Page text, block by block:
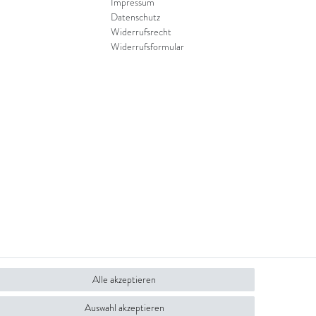
Datenschutz
Widerrufsrecht
Widerrufsformular
Alle akzeptieren
Auswahl akzeptieren